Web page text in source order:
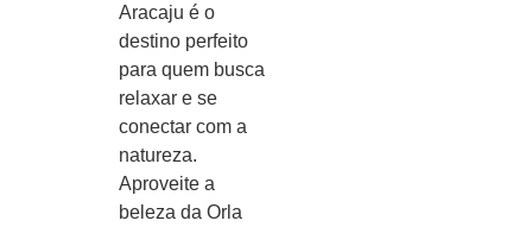
Aracaju é o
destino perfeito
para quem busca
relaxar e se
conectar com a
natureza.
Aproveite a
beleza da Orla